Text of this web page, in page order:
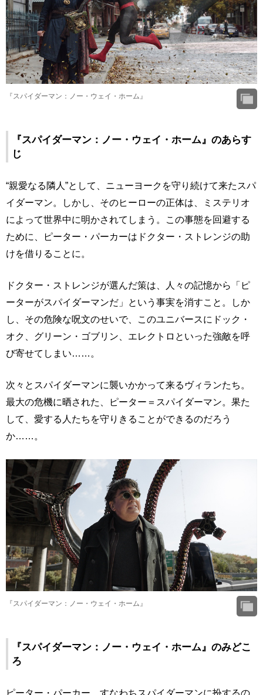
『スパイダーマン：ノー・ウェイ・ホーム』
『スパイダーマン：ノー・ウェイ・ホーム』のあらす
じ
“親愛なる隣人”として、ニューヨークを守り続けて来たスパ
イダーマン。しかし、そのヒーローの正体は、ミステリオ
によって世界中に明かされてしまう。この事態を回避する
ために、ピーター・パーカーはドクター・ストレンジの助
けを借りることに。
ドクター・ストレンジが選んだ策は、人々の記憶から「ピ
ーターがスパイダーマンだ」という事実を消すこと。しか
し、その危険な呪文のせいで、このユニバースにドック・
オク、グリーン・ゴブリン、エレクトロといった強敵を呼
び寄せてしまい……。
次々とスパイダーマンに襲いかかって来るヴィランたち。
最大の危機に晒された、ピーター＝スパイダーマン。果た
して、愛する人たちを守りきることができるのだろう
か……。
『スパイダーマン：ノー・ウェイ・ホーム』
『スパイダーマン：ノー・ウェイ・ホーム』のみどこ
ろ
ピーター・パーカー、すなわちスパイダーマンに扮するの